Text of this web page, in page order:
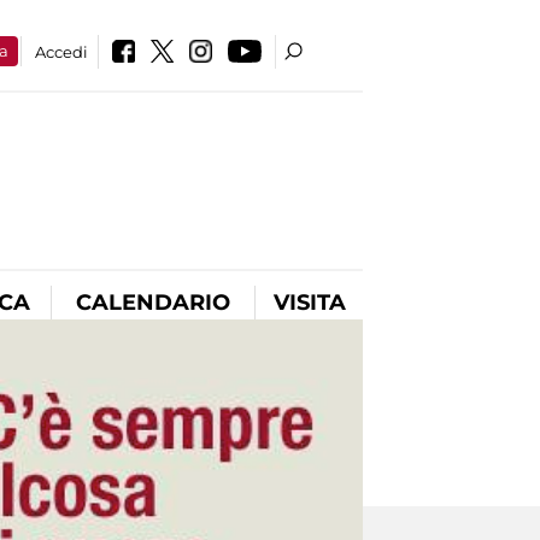
Accedi
CALENDARIO VISITA